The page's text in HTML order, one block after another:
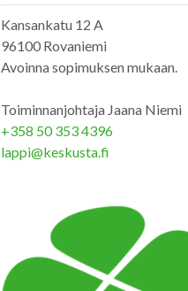
Kansankatu 12 A
96100 Rovaniemi
Avoinna sopimuksen mukaan.
Toiminnanjohtaja Jaana Niemi
+358 50 353 4396
lappi@keskusta.fi